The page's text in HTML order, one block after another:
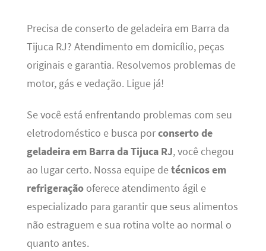
Precisa de conserto de geladeira em Barra da
Tijuca RJ? Atendimento em domicílio, peças
originais e garantia. Resolvemos problemas de
motor, gás e vedação. Ligue já!
Se você está enfrentando problemas com seu
eletrodoméstico e busca porconserto de
geladeira em Barra da Tijuca RJ, você chegou
ao lugar certo. Nossa equipe detécnicos em
refrigeraçãooferece atendimento ágil e
especializado para garantir que seus alimentos
não estraguem e sua rotina volte ao normal o
quanto antes.